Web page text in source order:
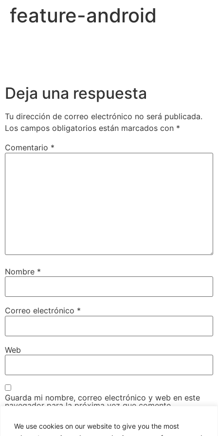
We use cookies on our website to give you the most
feature-android
Deja una respuesta
Tu dirección de correo electrónico no será publicada.
Los campos obligatorios están marcados con *
Comentario *
Nombre *
Correo electrónico *
Web
Guarda mi nombre, correo electrónico y web en este
navegador para la próxima vez que comente.